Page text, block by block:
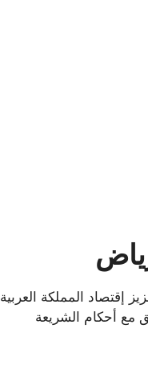
إقتصاد المملكة العربية
مع أحكام الشريعة